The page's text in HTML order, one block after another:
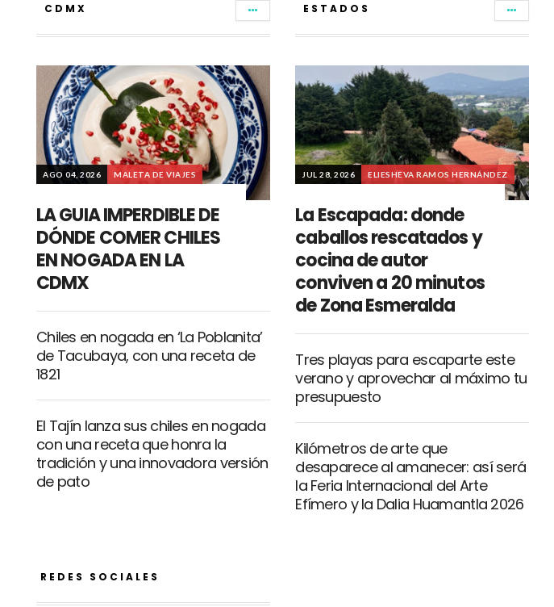
CDMX
AGO 04, 2026 MALETA DE VIAJES
LA GUIA IMPERDIBLE DE
DÓNDE COMER CHILES
EN NOGADA EN LA
CDMX
Chiles en nogada en ‘La Poblanita’
de Tacubaya, con una receta de
1821
El Tajín lanza sus chiles en nogada
con una receta que honra la
tradición y una innovadora versión
de pato
ESTADOS
JUL 28, 2026 ELIESHEVA RAMOS HERNÁNDEZ
La Escapada: donde
caballos rescatados y
cocina de autor
conviven a 20 minutos
de Zona Esmeralda
Tres playas para escaparte este
verano y aprovechar al máximo tu
presupuesto
Kilómetros de arte que
desaparece al amanecer: así será
la Feria Internacional del Arte
Efímero y la Dalia Huamantla 2026
REDES SOCIALES